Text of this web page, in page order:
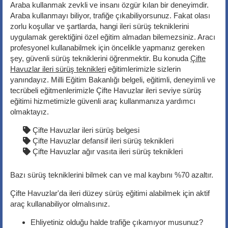
Araba kullanmak zevkli ve insanı özgür kılan bir deneyimdir.
Araba kullanmayı biliyor, trafiğe çıkabiliyorsunuz. Fakat olası
zorlu koşullar ve şartlarda, hangi ileri sürüş tekniklerini
uygulamak gerektiğini özel eğitim almadan bilemezsiniz. Aracı
profesyonel kullanabilmek için öncelikle yapmanız gereken
şey, güvenli sürüş tekniklerini öğrenmektir. Bu konuda Çifte
Havuzlar ileri sürüş teknikleri eğitimlerimizle sizlerin
yanındayız. Milli Eğitim Bakanlığı belgeli, eğitimli, deneyimli ve
tecrübeli eğitmenlerimizle Çifte Havuzlar ileri seviye sürüş
eğitimi hizmetimizle güvenli araç kullanmanıza yardımcı
olmaktayız.
Çifte Havuzlar ileri sürüş belgesi
Çifte Havuzlar defansif ileri sürüş teknikleri
Çifte Havuzlar ağır vasıta ileri sürüş teknikleri
Bazı sürüş tekniklerini bilmek can ve mal kaybını %70 azaltır.
Çifte Havuzlar'da ileri düzey sürüş eğitimi alabilmek için aktif
araç kullanabiliyor olmalısınız.
Ehliyetiniz olduğu halde trafiğe çıkamıyor musunuz?